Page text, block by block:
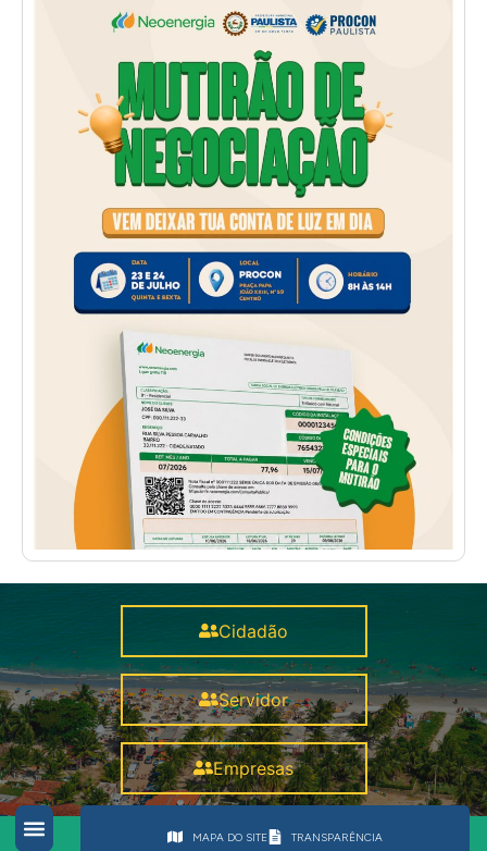
Cidadão
Servidor
Empresas
MAPA DO SITE TRANSPARÊNCIA